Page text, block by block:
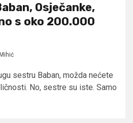
Osječanke,
s oko 200.000
sestru Baban, možda nećete
No, sestre su iste. Samo